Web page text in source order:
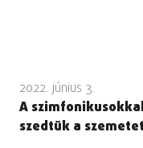
2022. június 3.
A
szedtük a